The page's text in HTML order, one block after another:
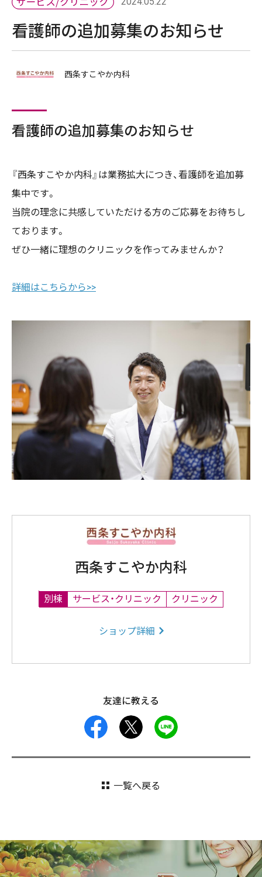
看護師の追加募集のお知らせ
西条すこやか内科
看護師の追加募集のお知らせ
『西条すこやか内科』は業務拡大につき、看護師を追加募
集中です。
当院の理念に共感していただける方のご応募をお待ちし
ております。
ぜひ一緒に理想のクリニックを作ってみませんか？
詳細はこちらから>>
西条すこやか内科
別棟 サービス・クリニック クリニック
ショップ詳細
友達に教える
facebook
一覧へ戻る